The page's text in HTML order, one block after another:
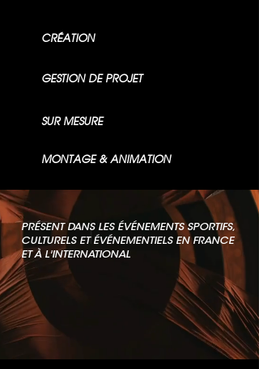
CRÉATION
GESTION DE PROJET
SUR MESURE
MONTAGE & ANIMATION
PRÉSENT DANS LES ÉVÉNEMENTS SPORTIFS,
CULTURELS ET ÉVÉNEMENTIELS EN FRANCE
ET À L'INTERNATIONAL